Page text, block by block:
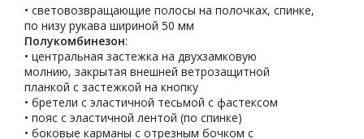
• световозвращающие полосы на полочках, спинке,
по низу рукава шириной 50 мм
Полукомбинезон:
• центральная застежка на двухзамковую
молнию, закрытая внешней ветрозащитной
планкой с застежкой на кнопку
• бретели с эластичной тесьмой с фастексом
• пояс с эластичной лентой (по спинке)
• боковые карманы с отрезным бочком с